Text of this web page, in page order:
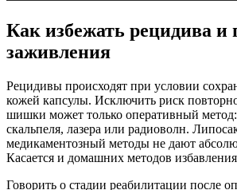
Как избежать рецидива и
заживления
Рецидивы происходят при условии
кожей капсулы. Исключить риск
шишки может только оперативный
скальпеля, лазера или радиоволн.
медикаментозный методы не дают
Касается и домашних методов
Говорить о стадии реабилитации после